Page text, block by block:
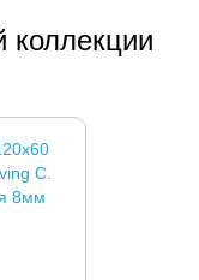
коллекции
C.
8мм